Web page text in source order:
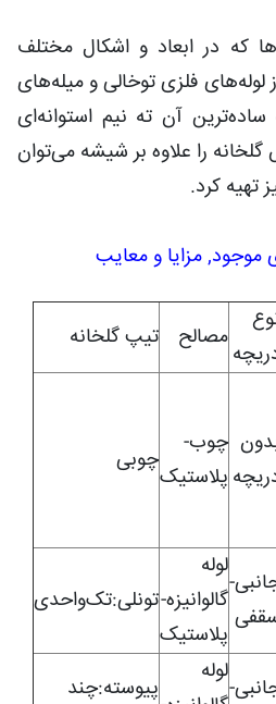
که در ابعاد و اشکال مختلف
فلزی توخالی و میله‌های
ساده‌ترین آن ته نیم استوانه‌ای
را علاوه بر شیشه می‌توان
تهیه کرد.
مزایا و معایب
مصالح
تیپ گلخانه
چوب-
پلاستیک
چوبی
لوله
گالوانیزه-
پلاستیک
تونلی:تک‌واحدی
لوله
پیوسته:چند